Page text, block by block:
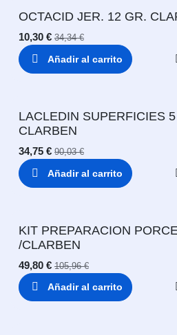
OCTACID JER. 12 GR.
10,30 € 34,34€
Añadir al carrito
LACLEDIN SUPERFICIES
CLARBEN
34,75 € 90,03€
Añadir al carrito
KIT PREPARACION
/CLARBEN
49,80 € 105,96€
Añadir al carrito